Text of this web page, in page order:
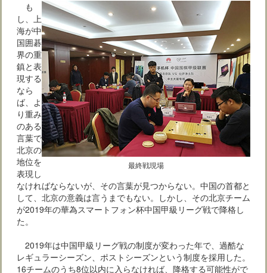
最終戦現場
も
し、上
海が中
国囲碁
界の重
鎮と表
現する
なら
ば、よ
り重み
のある
言葉で
北京の
地位を
表現し
なければならないが、その言葉が見つからない。中国の首都と
して、北京の意義は言うまでもない。しかし、その北京チーム
が2019年の華為スマートフォン杯中国甲級リーグ戦で降格し
た。
2019年は中国甲級リーグ戦の制度が変わった年で、過酷な
レギュラーシーズン、ポストシーズンという制度を採用した。
16チームのうち8位以内に入らなければ、降格する可能性がで